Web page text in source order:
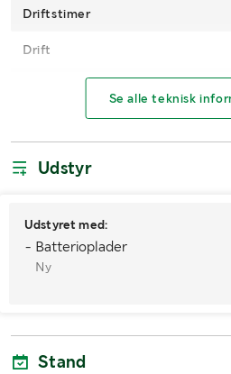
Driftstimer
Drift
Løftekapacitet (kg)
MÅL OG VÆGT:
Løftehøjde
Bredde (m)
Se alle teknisk
Udstyr
Udstyret med:
- Batterioplader
Ny
Stand